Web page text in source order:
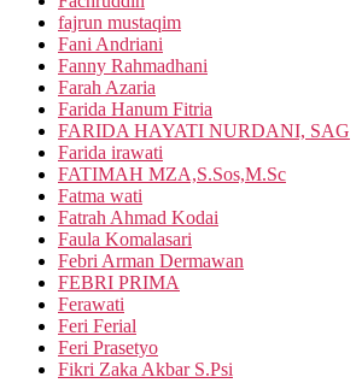
fajrun mustaqim
Fani Andriani
Fanny Rahmadhani
Farah Azaria
Farida Hanum Fitria
FARIDA HAYATI NURDANI, SAG
Farida irawati
FATIMAH MZA,S.Sos,M.Sc
Fatma wati
Fatrah Ahmad Kodai
Faula Komalasari
Febri Arman Dermawan
FEBRI PRIMA
Ferawati
Feri Ferial
Feri Prasetyo
Fikri Zaka Akbar S.Psi